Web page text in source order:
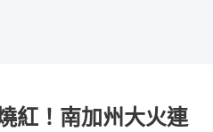
紅！南加州大火連